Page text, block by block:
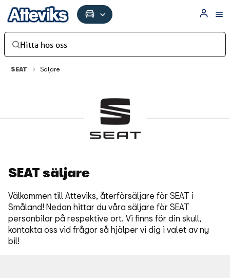
Hitta hos oss
SEAT Säljare
SEAT säljare
Välkommen till Atteviks, återförsäljare för SEAT i
Småland! Nedan hittar du våra säljare för SEAT
personbilar på respektive ort. Vi finns för din skull,
kontakta oss vid frågor så hjälper vi dig i valet av ny
bil!